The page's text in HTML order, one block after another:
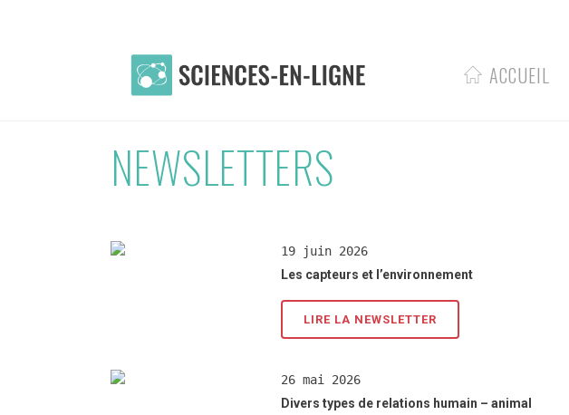
ACCUEIL
NEWSLETTERS
19 juin 2026
Les capteurs et l’environnement
LIRE LA NEWSLETTER
26 mai 2026
Divers types de relations humain – animal